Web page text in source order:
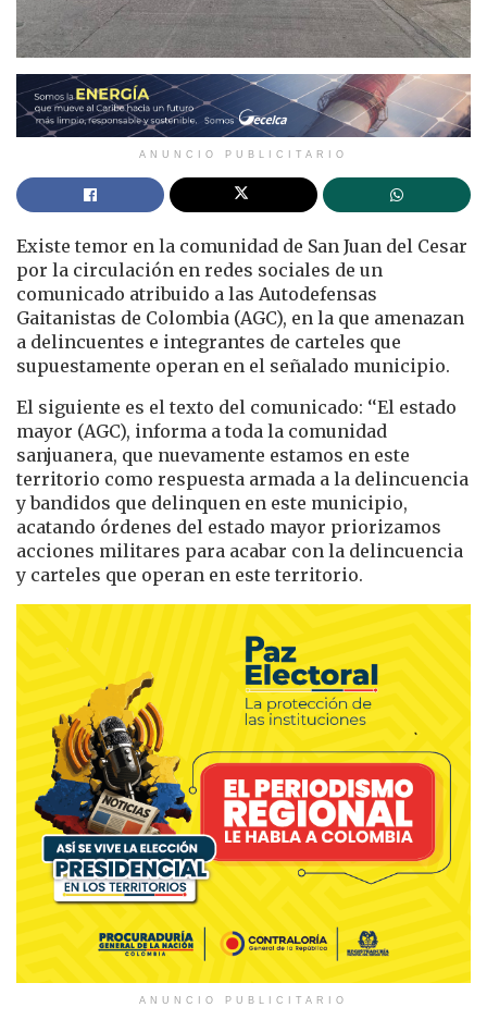
ANUNCIO PUBLICITARIO
Existe temor en la comunidad de San Juan del Cesar
por la circulación en redes sociales de un
comunicado atribuido a las Autodefensas
Gaitanistas de Colombia (AGC), en la que amenazan
a delincuentes e integrantes de carteles que
supuestamente operan en el señalado municipio.
El siguiente es el texto del comunicado: ‘‘El estado
mayor (AGC), informa a toda la comunidad
sanjuanera, que nuevamente estamos en este
territorio como respuesta armada a la delincuencia
y bandidos que delinquen en este municipio,
acatando órdenes del estado mayor priorizamos
acciones militares para acabar con la delincuencia
y carteles que operan en este territorio.
ANUNCIO PUBLICITARIO